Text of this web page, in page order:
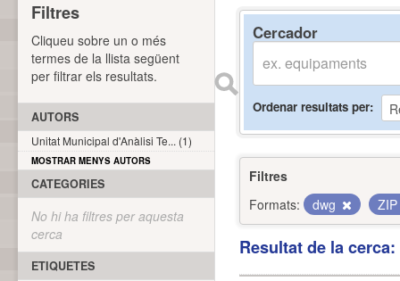
Cercador
Ordenar resultats per
Filtres
Formats:
dwg ZIP
Resultat de la
Filtres
Cliqueu sobre un o més
termes de la llista següent
per filtrar els resultats.
AUTORS
Unitat Municipal d'Anàlisi Te... (1)
MOSTRAR MENYS AUTORS
CATEGORIES
No hi ha filtres per aquesta
cerca
ETIQUETES